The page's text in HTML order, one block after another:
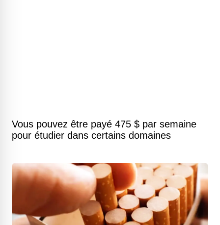
Vous pouvez être payé 475 $ par semaine
pour étudier dans certains domaines